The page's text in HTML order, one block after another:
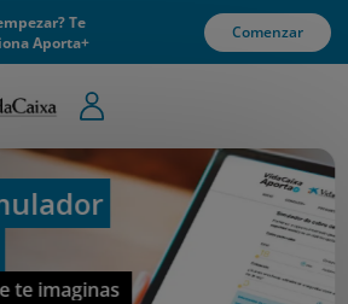
Te
Aporta+
Comenzar